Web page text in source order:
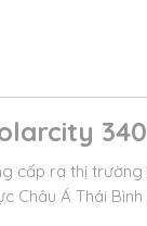
cấp ra thị
Châu Á Thái